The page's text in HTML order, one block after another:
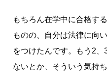
もちろん在学中に合格す
ものの、自分は法律に向
をつけたんです。もう2
ないとか、そういう気持